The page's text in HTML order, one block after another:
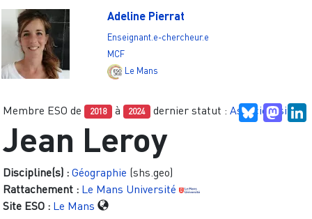
Adeline Pierrat
Enseignant.e-chercheur.e
MCF
Le Mans
Bluesky
Membre ESO de 2018 à 2024 dernier statut :Associé.e site
Jean Leroy
Discipline(s) : Géographie (shs.geo)
Rattachement : Le Mans Université
Site ESO : Le Mans